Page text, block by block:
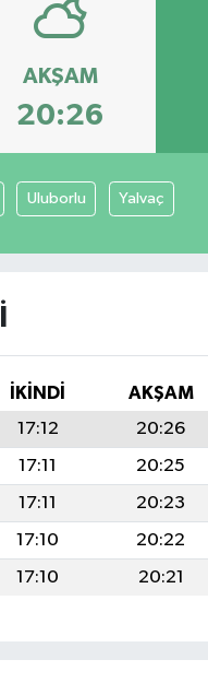
AKŞAM
20:26
Uluborlu Yalvaç
İKINDI AKŞAM
17:12 20:26
17:11 20:25
17:11 20:23
17:10 20:22
17:10 20:21